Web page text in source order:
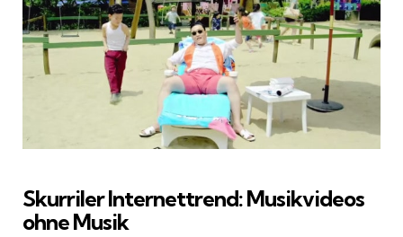
Skurriler Internettrend: Musikvideos
ohne Musik